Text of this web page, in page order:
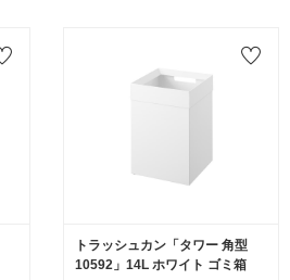
トラッシュカン「タワー 角型
10592」14L ホワイト ゴミ箱